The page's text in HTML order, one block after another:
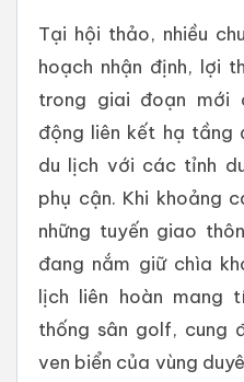
Tại hội thảo, nhiều
hoạch nhận định, lợi
trong giai đoạn mới
động liên kết hạ tầng
du lịch với các tỉnh
phụ cận. Khi khoảng
những tuyến giao
đang nắm giữ chìa
lịch liên hoàn mang
thống sân golf, cung
ven biển của vùng